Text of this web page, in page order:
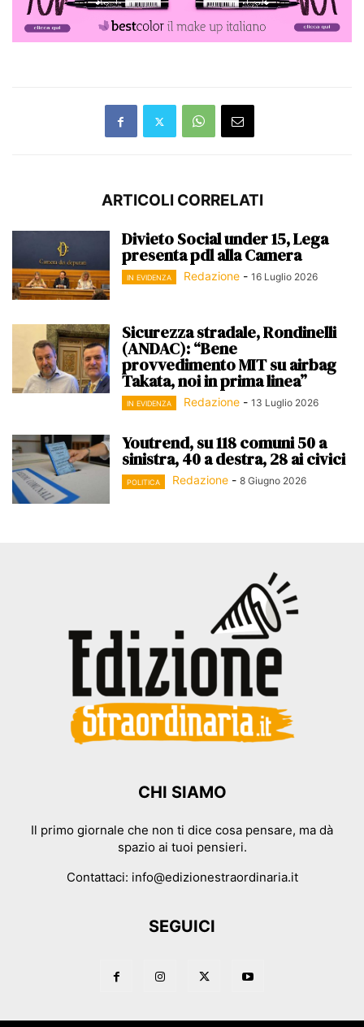
ARTICOLI CORRELATI
Divieto Social under 15, Lega
presenta pdl alla Camera
IN EVIDENZA Redazione - 16 Luglio 2026
Sicurezza stradale, Rondinelli
(ANDAC): “Bene
provvedimento MIT su airbag
Takata, noi in prima linea”
IN EVIDENZA Redazione - 13 Luglio 2026
Youtrend, su 118 comuni 50 a
sinistra, 40 a destra, 28 ai civici
POLITICA Redazione - 8 Giugno 2026
CHI SIAMO
Il primo giornale che non ti dice cosa pensare, ma dà
spazio ai tuoi pensieri.
Contattaci: info@edizionestraordinaria.it
SEGUICI